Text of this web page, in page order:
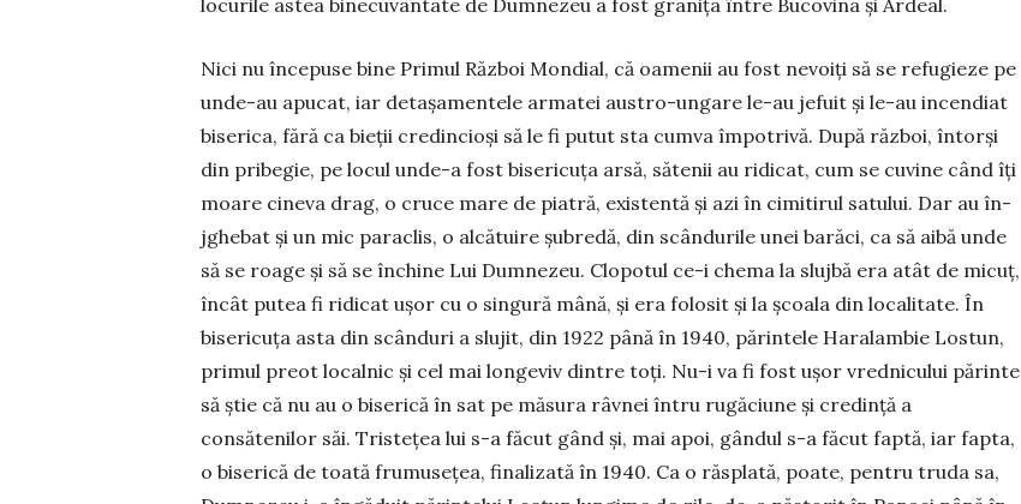
locurile astea bine­cu­­vântate de Dumnezeu a fost granița între Bu­co­vina și Ardeal.
Nici nu începuse bine Primul Răz­boi Mondial, că oamenii au fost nevoiți să se refugieze pe
unde-au apucat, iar detașamentele armatei austro-ungare le-au jefuit și le-au incendiat
biserica, fără ca bieții credincioși să le fi putut sta cumva împotrivă. După război, întorși
din pribegie, pe locul unde-a fost bisericuța arsă, sătenii au ridicat, cum se cuvine când îți
moare cineva drag, o cruce mare de piatră, existentă și azi în cimitirul satului. Dar au în­
jghe­bat și un mic paraclis, o alcătuire șubredă, din scân­durile unei barăci, ca să aibă unde
să se roage și să se în­chi­ne Lui Dumnezeu. Clopotul ce-i che­ma la slujbă era atât de micuț,
în­cât putea fi ridicat ușor cu o singură mână, și era folosit și la școala din localitate. În
bisericuța asta din scânduri a slujit, din 1922 până în 1940, părintele Haralambie Los­tun,
primul preot localnic și cel mai longeviv dintre toți. Nu-i va fi fost ușor vrednicului părinte
să știe că nu au o biserică în sat pe măsura râvnei întru ru­găciune și credință a
consătenilor săi. Tristețea lui s-a făcut gând și, mai apoi, gândul s-a făcut faptă, iar fapta,
o biserică de toată fru­musețea, finalizată în 1940. Ca o răs­pla­tă, poate, pentru truda sa,